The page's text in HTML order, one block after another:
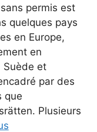
permis est
quelques pays
en Europe,
en
Suède et
par des
que
Plusieurs